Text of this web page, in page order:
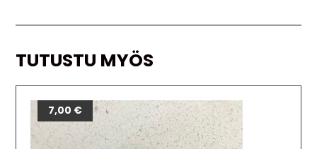
TUTUSTU MYÖS
7,00 €